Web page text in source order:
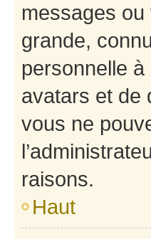
messages
grande,
personnelle à
avatars et de
vous ne
raisons.
Haut